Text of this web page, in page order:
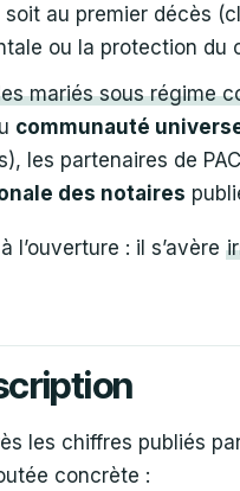
au premier décès
ou la protection du
mariés sous régime
communauté
les partenaires de
des notaires
l’ouverture : il s’avère
les chiffres publiés
concrète :